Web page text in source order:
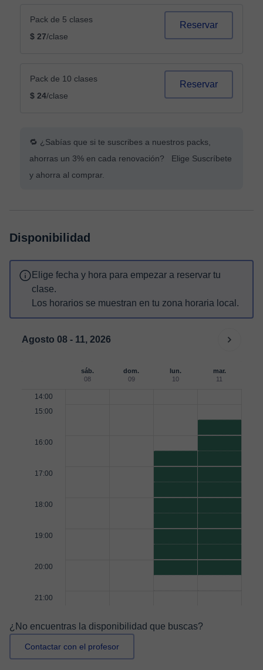
Pack de 5 clases
$ 27/clase
Reservar
Pack de 10 clases
$ 24/clase
Reservar
🔁 ¿Sabías que si te suscribes a nuestros packs,
ahorras un 3% en cada renovación? Elige Suscríbete
y ahorra al comprar.
Disponibilidad
Elige fecha y hora para empezar a reservar tu
clase.
Los horarios se muestran en tu zona horaria local.
Agosto 08 - 11, 2026
sáb.
08
dom.
09
lun.
10
mar.
11
14:00
15:00
16:00
17:00
18:00
19:00
20:00
21:00
¿No encuentras la disponibilidad que buscas?
Contactar con el profesor